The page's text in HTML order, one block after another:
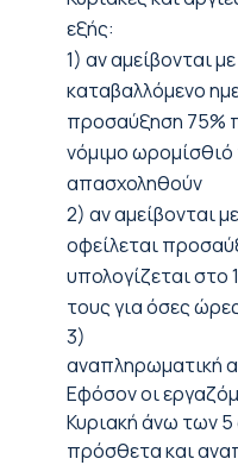
εξής:
1) αν αμείβονται
καταβαλλόμενο
προσαύξηση 75%
νόμιμο
απασχοληθούν
2) αν αμείβονται
οφείλεται
υπολογίζεται στο
τους για όσες
3)
αναπληρωματική
Εφόσον οι
Κυριακή άνω των
πρόσθετα και